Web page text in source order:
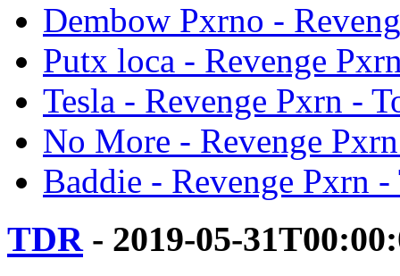
Dembow Pxrno -
Putx loca - Revenge
Tesla - Revenge Pxrn -
No More - Revenge
Baddie - Revenge Pxrn -
TDR- 2019-05-